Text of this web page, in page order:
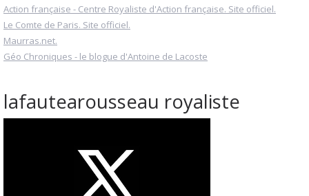
Action française - Centre Royaliste d'Action française. Site officiel.
Le Comte de Paris. Site officiel.
Maurras.net.
Géo Chroniques - le blogue d'Antoine de Lacoste
lafautearousseau royaliste